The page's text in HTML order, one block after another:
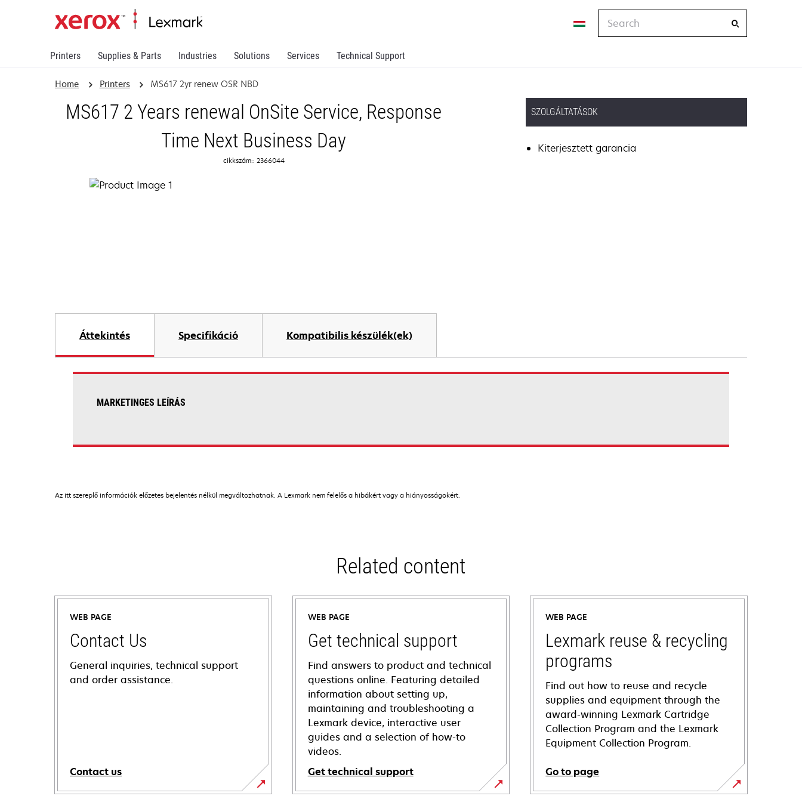
Printers Supplies & Parts Industries Solutions Services Technical Support
Home Printers MS617 2yr renew OSR NBD
MS617 2 Years renewal OnSite Service, Response
Time Next Business Day
cikkszám:: 2366044
SZOLGÁLTATÁSOK
Kiterjesztett garancia
Áttekintés Specifikáció Kompatibilis készülék(ek)
MARKETINGES LEÍRÁS
Az itt szereplő információk előzetes bejelentés nélkül megváltozhatnak. A Lexmark nem felelős a hibákért vagy a hiányosságokért.
Related content
WEB PAGE
Contact Us
General inquiries, technical support
and order assistance.
Contact us
WEB PAGE
Get technical support
Find answers to product and technical
questions online. Featuring detailed
information about setting up,
maintaining and troubleshooting a
Lexmark device, interactive user
guides and a selection of how-to
videos.
Get technical support
opens
WEB PAGE
Lexmark reuse & recycling
programs
Find out how to reuse and recycle
supplies and equipment through the
award-winning Lexmark Cartridge
Collection Program and the Lexmark
Equipment Collection Program.
Go to page